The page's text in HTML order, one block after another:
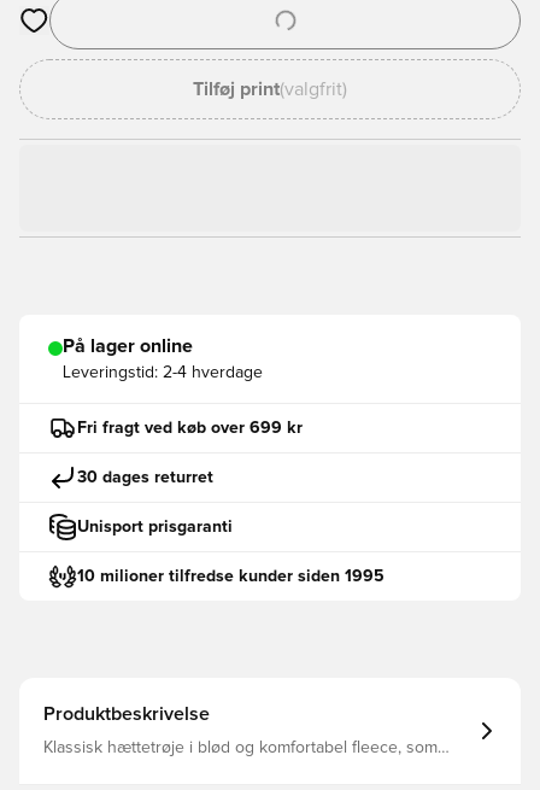
Åbner en Modal til at logge ind eller tilmelde dig som medlem
Tilføj print(valgfrit)
På lager online
Leveringstid: 2-4 hverdage
Fri fragt ved køb over 699 kr
30 dages returret
Unisport prisgaranti
10 milioner tilfredse kunder siden 1995
Produktbeskrivelse
Klassisk hættetrøje i blød og komfortabel fleece, som